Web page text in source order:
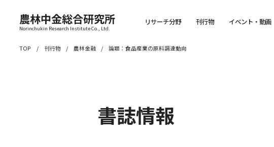
農林中金総合研究所
Norinchukin Research Institute Co., Ltd.
リサーチ分野 刊行物 イベント・動画
TOP 刊行物 農林金融 論題：食品産業の原料調達動向
書誌情報